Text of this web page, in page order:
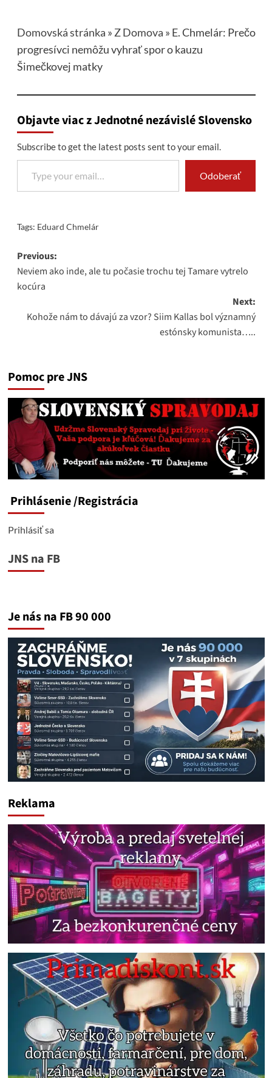
Domovská stránka » Z Domova » E. Chmelár: Prečo
progresívci nemôžu vyhrať spor o kauzu
Šimečkovej matky
Objavte viac z Jednotné nezávislé Slovensko
Subscribe to get the latest posts sent to your email.
Type your email…
Odoberať
Tags: Eduard Chmelár
Post
navigation
Previous:
Neviem ako inde, ale tu počasie trochu tej Tamare vytrelo
kocúra
Next:
Kohože nám to dávajú za vzor? Siim Kallas bol významný
estónsky komunista…..
Pomoc pre JNS
Prihlásenie/Registrácia
Prihlásiť sa
JNS na FB
Je nás na FB 90 000
Reklama